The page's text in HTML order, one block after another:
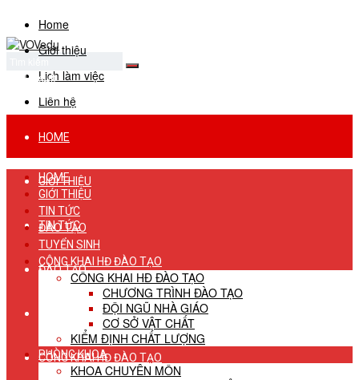
Home
Giới thiệu
Lịch làm việc
Liên hệ
No Result
View All Result
HOME
GIỚI THIỆU
TIN TỨC
ĐÀO TẠO
TUYỂN SINH
CÔNG KHAI HĐ ĐÀO TẠO
HOME
GIỚI THIỆU
TIN TỨC
ĐÀO TẠO
TUYỂN SINH
CÔNG KHAI HĐ ĐÀO TẠO
CÔNG KHAI HĐ ĐÀO TẠO
CHƯƠNG TRÌNH ĐÀO TẠO
ĐỘI NGŨ NHÀ GIÁO
CƠ SỞ VẬT CHẤT
KIỂM ĐỊNH CHẤT LƯỢNG
PHÒNG KHOA
KHOA CHUYÊN MÔN